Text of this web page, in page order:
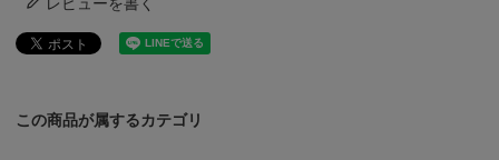
この商品が属するカテゴリ